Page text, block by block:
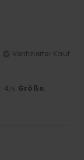
Verifizierter Kauf
: 4/5 Größe: